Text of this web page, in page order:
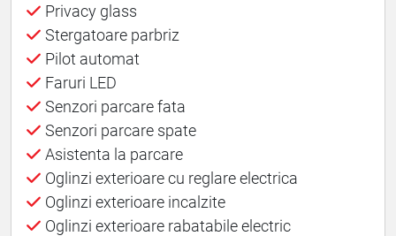
Privacy glass
Stergatoare parbriz
Pilot automat
Faruri LED
Senzori parcare fata
Senzori parcare spate
Asistenta la parcare
Oglinzi exterioare cu reglare electrica
Oglinzi exterioare incalzite
Oglinzi exterioare rabatabile electric